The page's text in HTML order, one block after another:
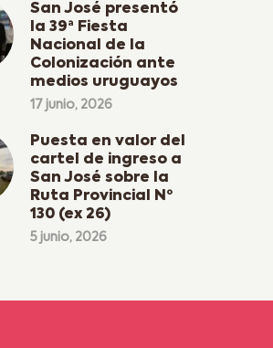
San José presentó
la 39ª Fiesta
Nacional de la
Colonización ante
medios uruguayos
17 junio, 2026
Puesta en valor del
cartel de ingreso a
San José sobre la
Ruta Provincial Nº
130 (ex 26)
5 junio, 2026